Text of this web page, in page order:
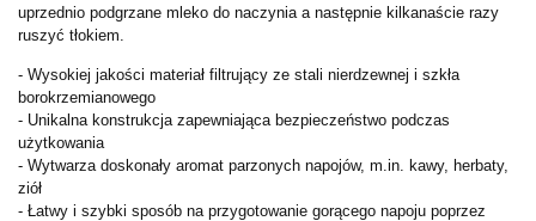
uprzednio podgrzane mleko do naczynia a następnie kilkanaście razy
ruszyć tłokiem.
- Wysokiej jakości materiał filtrujący ze stali nierdzewnej i szkła
borokrzemianowego
- Unikalna konstrukcja zapewniająca bezpieczeństwo podczas
użytkowania
- Wytwarza doskonały aromat parzonych napojów, m.in. kawy, herbaty,
ziół
- Łatwy i szybki sposób na przygotowanie gorącego napoju poprzez